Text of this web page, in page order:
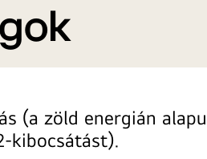
(a zöld energián
kibocsátást).